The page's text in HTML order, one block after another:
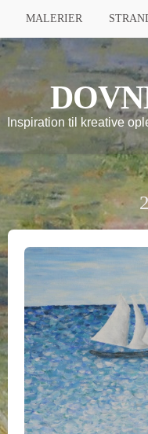
MALERIER
Inspiration til kreative